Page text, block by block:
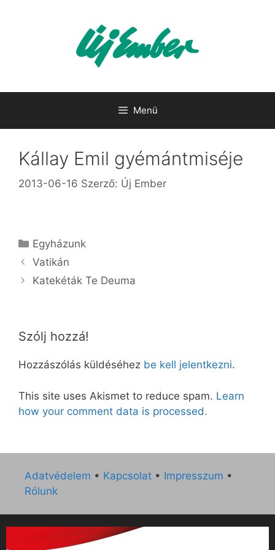
Menü
Kállay Emil gyémántmiséje
2013-06-16 Szerző: Új Ember
Kategória
Egyházunk
Vatikán
Katekéták Te Deuma
Szólj hozzá!
Hozzászólás küldéséhez be kell jelentkezni.
This site uses Akismet to reduce spam. Learn
how your comment data is processed.
Adatvédelem • Kapcsolat • Impresszum •
Rólunk